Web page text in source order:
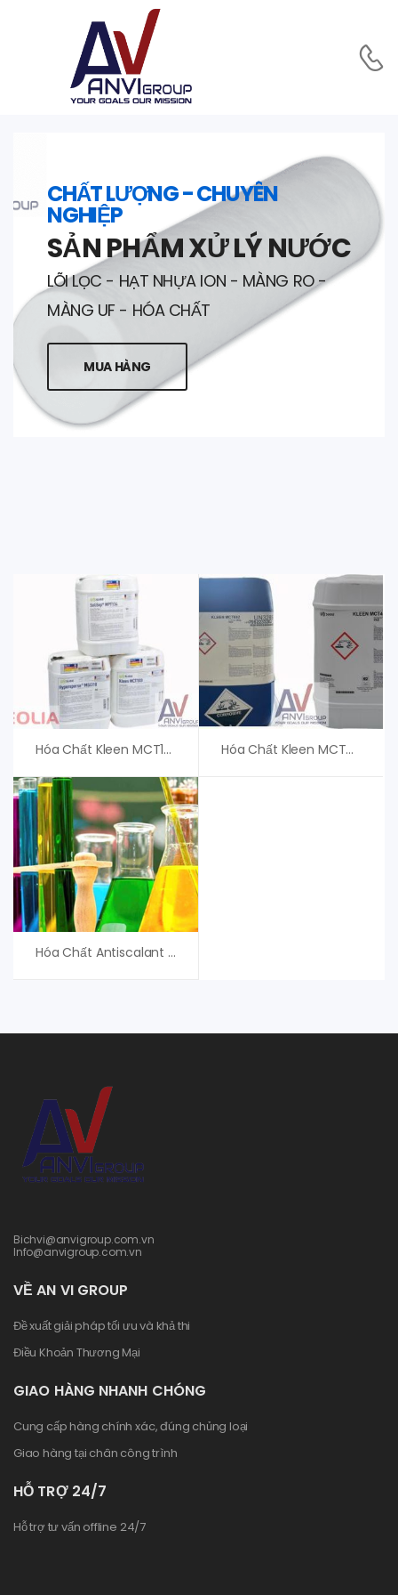
CHẤT LƯỢNG - CHUYÊN
NGHIỆP
SẢN PHẨM XỬ LÝ NƯỚC
LÕI LỌC - HẠT NHỰA ION - MÀNG RO -
MÀNG UF - HÓA CHẤT
MUA HÀNG
Hóa Chất Kleen MCT103 Veolia (Suez) Chính Hãng, Tẩy Cặn Màng Hóa Chất Kleen MCT405 Veolia (Suez) Chính Hãng
Hóa Chất Antiscalant Hypersperse MSI410 – Veolia (Suez)
Bichvi@anvigroup.com.vn
Info@anvigroup.com.vn
VỀ AN VI GROUP
Đề xuất giải pháp tối ưu và khả thi
Điều Khoản Thương Mại
GIAO HÀNG NHANH CHÓNG
Cung cấp hàng chính xác, đúng chủng loại
Giao hàng tại chân công trình
HỖ TRỢ 24/7
Hỗ trợ tư vấn offline 24/7